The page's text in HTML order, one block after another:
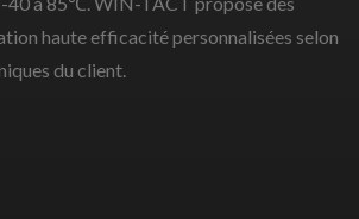
haute efficacité personnalisées selon
du client.